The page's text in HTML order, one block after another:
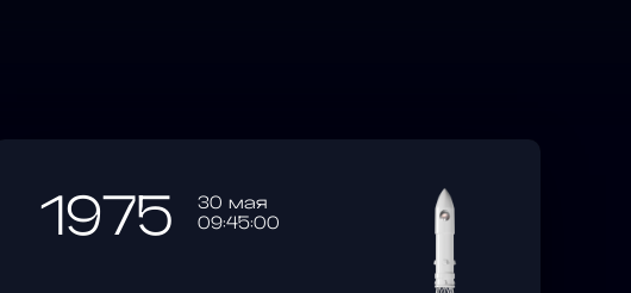
1975
30 мая
09:45:00